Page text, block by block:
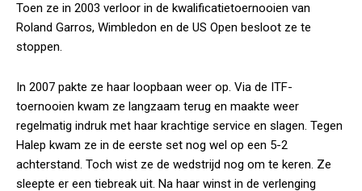
Toen ze in 2003 verloor in de kwalificatietoernooien van
Roland Garros, Wimbledon en de US Open besloot ze te
stoppen.
In 2007 pakte ze haar loopbaan weer op. Via de ITF-
toernooien kwam ze langzaam terug en maakte weer
regelmatig indruk met haar krachtige service en slagen. Tegen
Halep kwam ze in de eerste set nog wel op een 5-2
achterstand. Toch wist ze de wedstrijd nog om te keren. Ze
sleepte er een tiebreak uit. Na haar winst in de verlenging